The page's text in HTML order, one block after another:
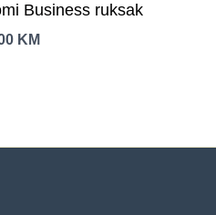
Business ruksak
KM